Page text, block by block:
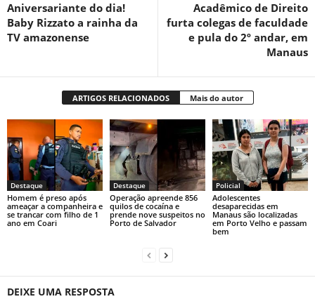
Aniversariante do dia!
Baby Rizzato a rainha da
TV amazonense
Acadêmico de Direito
furta colegas de faculdade
e pula do 2º andar, em
Manaus
ARTIGOS RELACIONADOS Mais do autor
Destaque
Homem é preso após
ameaçar a companheira e
se trancar com filho de 1
ano em Coari
Destaque
Operação apreende 856
quilos de cocaína e
prende nove suspeitos no
Porto de Salvador
Policial
Adolescentes
desaparecidas em
Manaus são localizadas
em Porto Velho e passam
bem
DEIXE UMA RESPOSTA